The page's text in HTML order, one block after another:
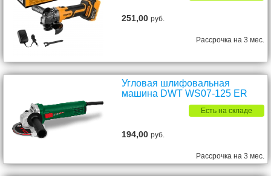
251,00руб.
Рассрочка на 3 мес.
Угловая шлифовальная
машина DWT WS07-125 ER
Есть на складе
194,00руб.
Рассрочка на 3 мес.